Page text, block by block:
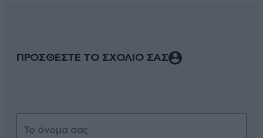
ΠΡΟΣΘΕΣΤΕ ΤΟ ΣΧΟΛΙΟ ΣΑΣ